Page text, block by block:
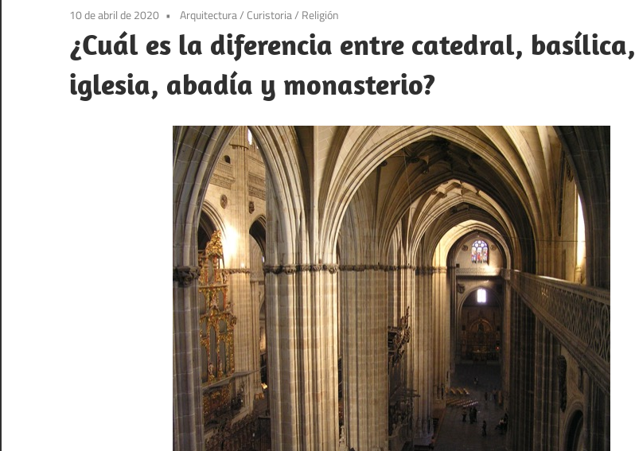
10 de abril de 2020 Arquitectura/ Curistoria/ Religión
¿Cuál es la diferencia entre catedral, basílica,
iglesia, abadía y monasterio?